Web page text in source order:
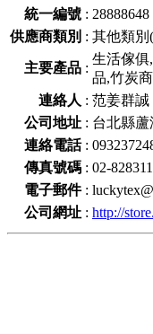
統一編號 : 28888648
供應商類別 : 其他類別
主要產品 :
生活傢俱
品,竹炭
連絡人 : 范姜群誠
公司地址 : 台北縣蘆
連絡電話:
傳真號碼 : 02-
電子郵件:
公司網址 : http://